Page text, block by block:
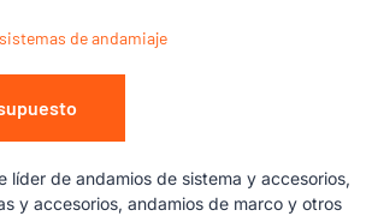
de andamiaje
líder de andamios de sistema y accesorios,
y accesorios, andamios de marco y otros